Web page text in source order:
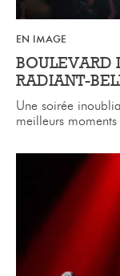
EN IMAGE
BOULEVARD
RADIANT-
Une soirée
meilleurs moments